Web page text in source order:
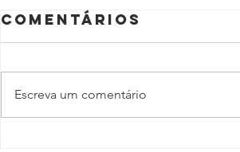
Comentários
Escreva um comentário